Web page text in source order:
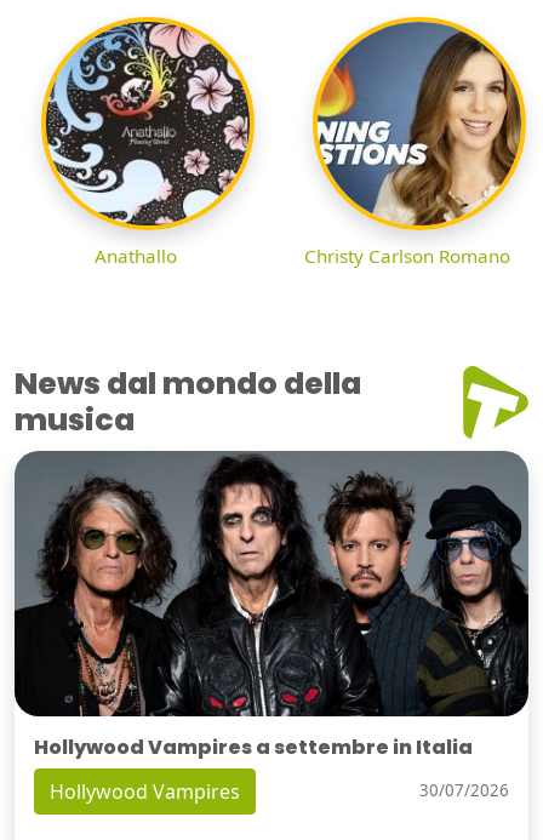
Anathallo Christy Carlson Romano
News dal mondo della
musica
Hollywood Vampires a settembre in Italia
Hollywood Vampires 30/07/2026